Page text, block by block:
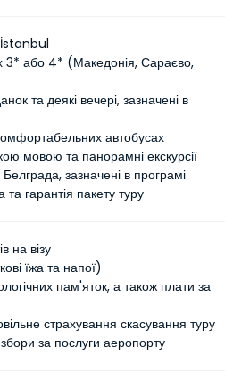
İstanbul
3* або 4* (Македонія, Сараєво,
та деякі вечері, зазначені в
комфортабельних автобусах
мовою та панорамні екскурсії
зазначені в програмі
гарантія пакету туру
на візу
їжа та напої)
пам'яток, а також плати за
страхування скасування туру
за послуги аеропорту